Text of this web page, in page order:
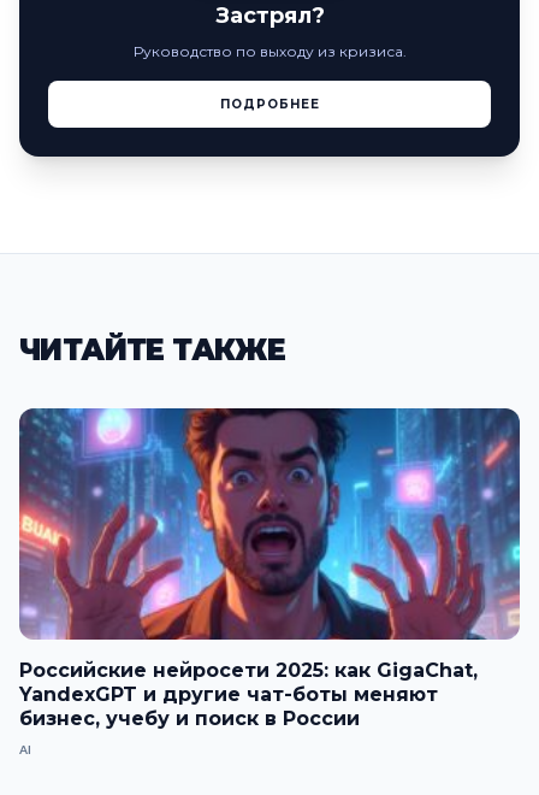
Застрял?
Руководство по выходу из кризиса.
ПОДРОБНЕЕ
ЧИТАЙТЕ ТАКЖЕ
Российские нейросети 2025: как GigaChat,
YandexGPT и другие чат-боты меняют
бизнес, учебу и поиск в России
AI